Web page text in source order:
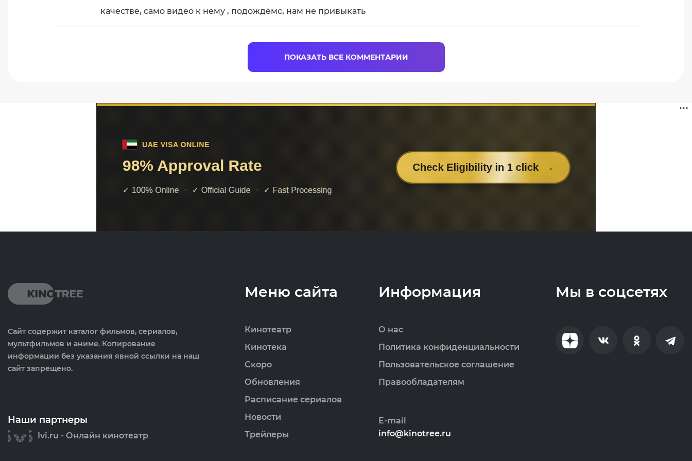
качестве, само видео к нему , подождёмс, нам не привыкать
ПОКАЗАТЬ ВСЕ КОММЕНТАРИИ
Сайт содержит каталог фильмов, сериалов,
мультфильмов и аниме. Копирование
информации без указания явной ссылки на наш
сайт запрещено.
Наши партнеры
Ivi.ru - Онлайн кинотеатр
Меню сайта
Кинотеатр
Кинотека
Скоро
Обновления
Расписание сериалов
Новости
Трейлеры
Информация
О нас
Политика конфиденциальности
Пользовательское соглашение
Правообладателям
E-mail
info@kinotree.ru
Мы в соцсетях